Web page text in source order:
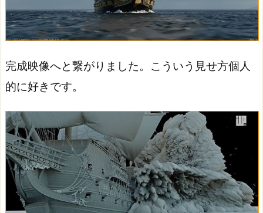
完成映像へと繋がりました。こういう見せ方個人
的に好きです。